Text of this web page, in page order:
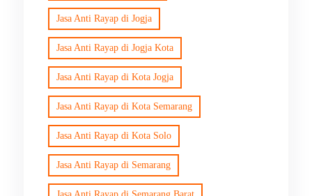
Jasa Anti Rayap di Jogja
Jasa Anti Rayap di Jogja Kota
Jasa Anti Rayap di Kota Jogja
Jasa Anti Rayap di Kota Semarang
Jasa Anti Rayap di Kota Solo
Jasa Anti Rayap di Semarang